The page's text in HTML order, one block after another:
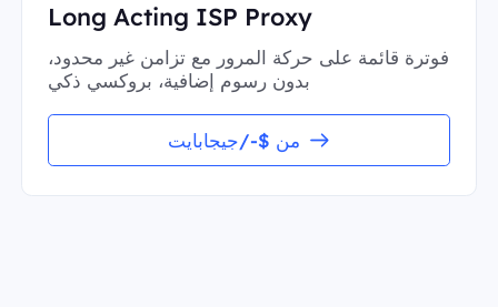
Long Acting ISP Proxy
فوترة قائمة على حركة المرور مع تزامن غير محدود،
بدون رسوم إضافية، بروكسي ذكي
من $-/جيجابايت